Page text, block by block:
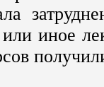
иное